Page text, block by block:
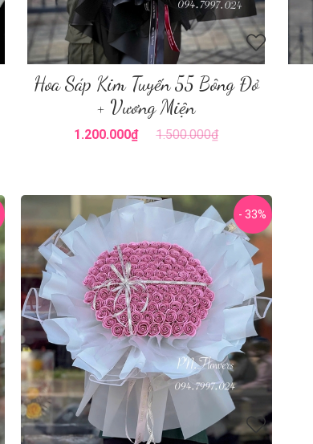
Hoa Sáp Kim Tuyến 55 Bông Đỏ
+ Vương Miện
1.200.000₫ 1.500.000₫
- 33%